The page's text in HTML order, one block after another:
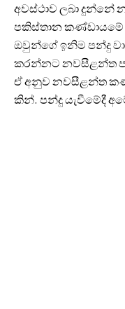
අවස්ථාව ලබා දුන්නේ
පකිස්තාන කණ්ඩායමේ
ඔවුන්ගේ ඉනිම පන්දු
කරන්නට නවසීළන්ත
ඒ අනුව නවසීළන්ත
කින්. පන්දු යැවීමේදී